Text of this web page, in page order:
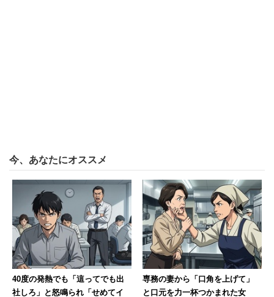
今、あなたにオススメ
40度の発熱でも「這ってでも出
社しろ」と怒鳴られ「せめてイ
専務の妻から「口角を上げて」
と口元を力一杯つかまれた女